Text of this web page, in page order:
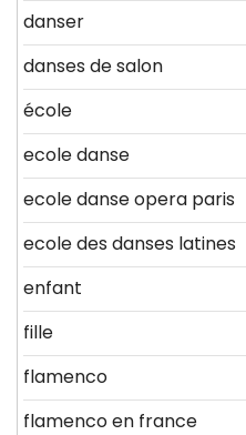
danser
danses de salon
école
ecole danse
ecole danse opera paris
ecole des danses latines
enfant
fille
flamenco
flamenco en france